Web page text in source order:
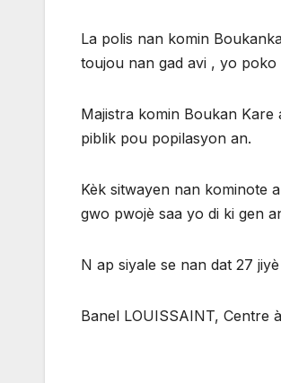
La polis nan komin
toujou nan gad avi , yo
Majistra komin Boukan Kare
piblik pou popilasyon an.
Kèk sitwayen nan kominote
gwo pwojè saa yo di ki gen
N ap siyale se nan dat 27
Banel LOUISSAINT, Centre